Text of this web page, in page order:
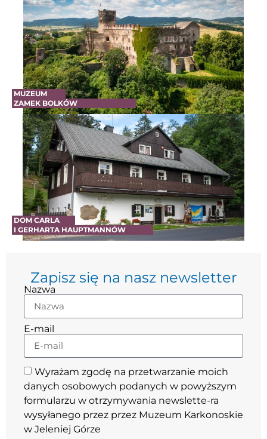
MUZEUM
ZAMEK BOLKÓW
DOM CARLA
I GERHARTA HAUPTMANNÓW
Zapisz się na nasz newsletter
Nazwa
E-mail
Wyrażam zgodę na przetwarzanie moich
danych osobowych podanych w powyższym
formularzu w otrzymywania newslette-ra
wysyłanego przez przez Muzeum Karkonoskie
w Jeleniej Górze